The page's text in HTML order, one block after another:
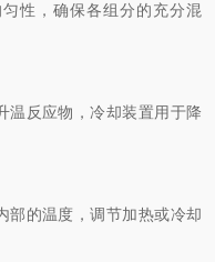
性，确保各组分的充分混
反应物，冷却装置用于降
的温度，调节加热或冷却